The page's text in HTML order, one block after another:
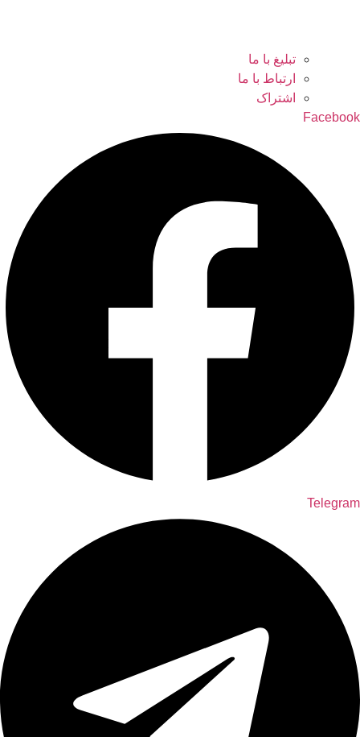
تبلیغ با ما
ارتباط با ما
اشتراک
Facebook
Telegram